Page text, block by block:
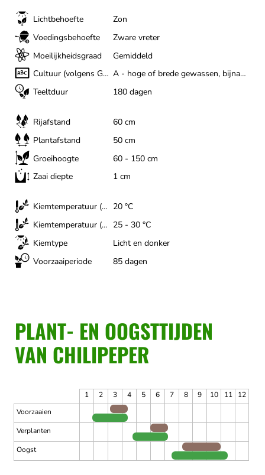
Lichtbehoefte
Zon
Voedingsbehoefte
Zware vreter
Moeilijkheidsgraad
Gemiddeld
Cultuur (volgens Gertrud Franck)
A - hoge of brede gewassen, bijna het hele jaar
Teeltduur
180 dagen
Rijafstand
60 cm
Plantafstand
50 cm
Groeihoogte
60 - 150 cm
Zaai diepte
1 cm
Kiemtemperatuur (minimum)
20 °C
Kiemtemperatuur (optimaal)
25 - 30 °C
Kiemtype
Licht en donker
Voorzaaiperiode
85 dagen
PLANT- EN OOGSTTIJDEN
VAN CHILIPEPER
1 2 3 4 5 6 7 8 9 10 11
12
Voorzaaien
Verplanten
Oogst